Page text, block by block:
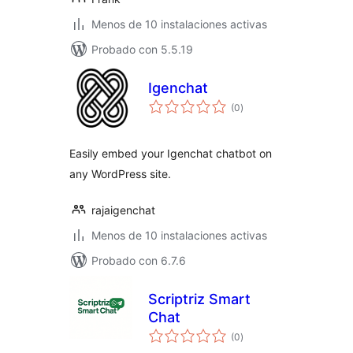
Menos de 10 instalaciones activas
Probado con 5.5.19
Igenchat
(0total
de
)
Easily embed your Igenchat chatbot on
any WordPress site.
rajaigenchat
Menos de 10 instalaciones activas
Probado con 6.7.6
Scriptriz Smart
Chat
(0total
de
)